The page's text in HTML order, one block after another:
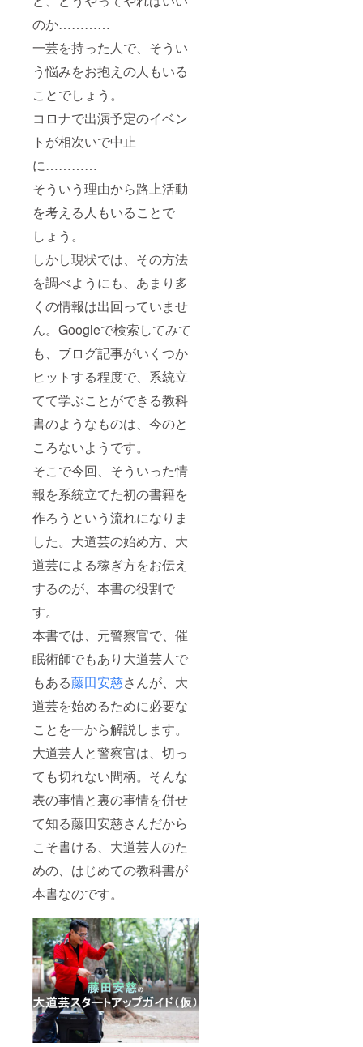
のか…………
一芸を持った人で、そうい
う悩みをお抱えの人もいる
ことでしょう。
コロナで出演予定のイベン
トが相次いで中止
に…………
そういう理由から路上活動
を考える人もいることで
しょう。
しかし現状では、その方法
を調べようにも、あまり多
くの情報は出回っていませ
ん。Googleで検索してみて
も、ブログ記事がいくつか
ヒットする程度で、系統立
てて学ぶことができる教科
書のようなものは、今のと
ころないようです。
そこで今回、そういった情
報を系統立てた初の書籍を
作ろうという流れになりま
した。大道芸の始め方、大
道芸による稼ぎ方をお伝え
するのが、本書の役割で
す。
本書では、元警察官で、催
眠術師でもあり大道芸人で
もある藤田安慈さんが、大
道芸を始めるために必要な
ことを一から解説します。
大道芸人と警察官は、切っ
ても切れない間柄。そんな
表の事情と裏の事情を併せ
て知る藤田安慈さんだから
こそ書ける、大道芸人のた
めの、はじめての教科書が
本書なのです。